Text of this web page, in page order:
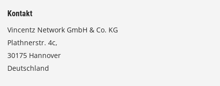
Kontakt
Vincentz Network GmbH & Co. KG
Plathnerstr. 4c,
30175 Hannover
Deutschland